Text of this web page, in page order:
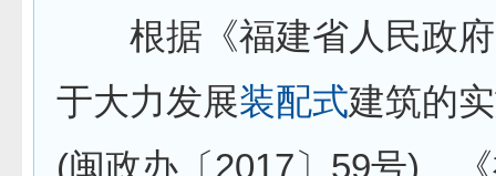
根据《福建省人民政府
于大力发展装配式建筑的
(闽政办〔2017〕59号)、